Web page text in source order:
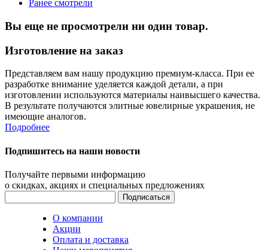
Ранее смотрели
Вы еще не просмотрели ни один товар.
Изготовление на заказ
Представляем вам нашу продукцию премиум-класса. При ее
разработке внимание уделяется каждой детали, а при
изготовлении используются материалы наивысшего качества.
В результате получаются элитные ювелирные украшения, не
имеющие аналогов.
Подробнее
Подпишитесь на наши новости
Получайте первыми информацию
о скидках, акциях и специальных предложениях
О компании
Акции
Оплата и доставка